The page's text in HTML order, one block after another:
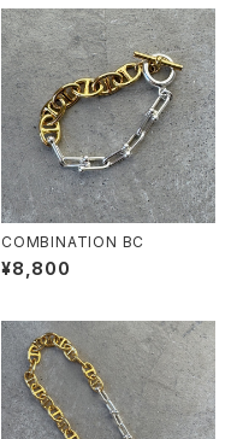
COMBINATION BC
¥8,800